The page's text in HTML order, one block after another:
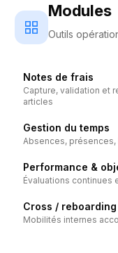
Modules
Outils
Notes de frais
Capture, validation et
articles
Gestion du temps
Absences, présences,
Performance &
Évaluations continues
Cross / reboarding
Mobilités internes